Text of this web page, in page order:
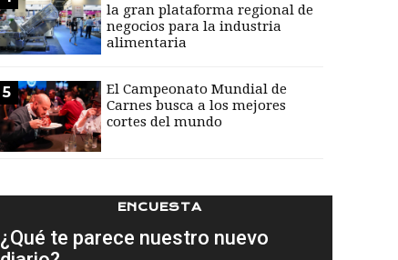
la gran plataforma regional de
negocios para la industria
alimentaria
5
El Campeonato Mundial de
Carnes busca a los mejores
cortes del mundo
ENCUESTA
¿Qué te parece nuestro nuevo